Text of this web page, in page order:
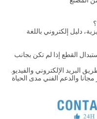
دليل إلكتروني باللغة
استبدال القطع إذا لم تكن بجانب
البريد الإلكتروني والفيديو.
والدعم الفني مدى الحياة